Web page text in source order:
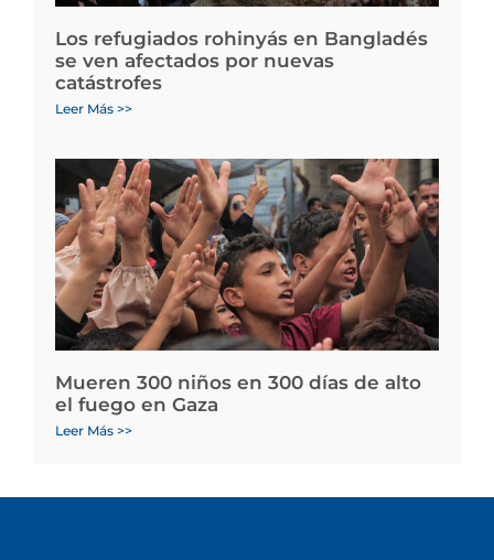
Los refugiados rohinyás en Bangladés
se ven afectados por nuevas
catástrofes
Leer Más >>
Mueren 300 niños en 300 días de alto
el fuego en Gaza
Leer Más >>